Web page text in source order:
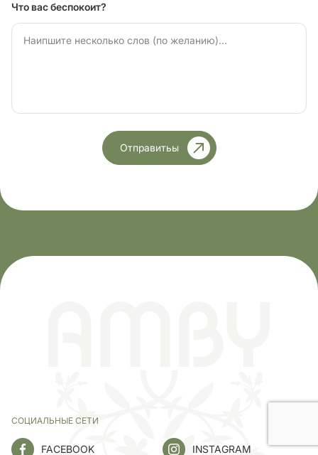
Что вас беспокоит?
Отправитьы
СОЦИАЛЬНЫЕ СЕТИ
FACEBOOK INSTAGRAM